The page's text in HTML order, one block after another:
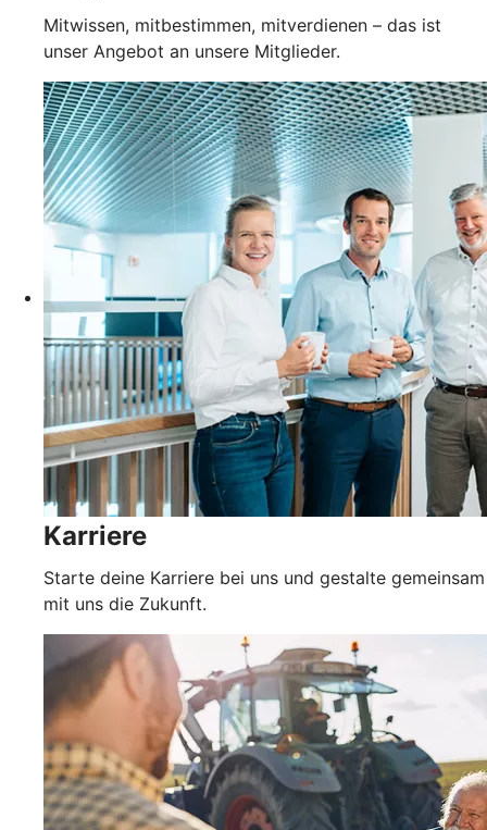
Mitwissen, mitbestimmen, mitverdienen – das ist
unser Angebot an unsere Mitglieder.
Karriere
Starte deine Karriere bei uns und gestalte gemeinsam
mit uns die Zukunft.